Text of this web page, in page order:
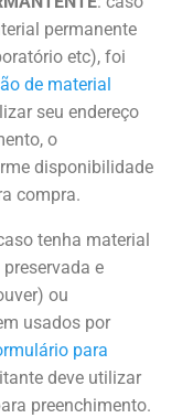
permanente
etc), foi
de material
seu endereço
o
disponibilidade
compra.
tenha material
e
ou
usados por
para
deve utilizar
preenchimento.